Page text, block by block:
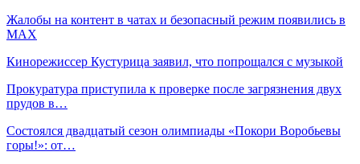
Жалобы на контент в чатах и безопасный режим появились в
MAX
Кинорежиссер Кустурица заявил, что попрощался с музыкой
Прокуратура приступила к проверке после загрязнения двух
прудов в…
Состоялся двадцатый сезон олимпиады «Покори Воробьевы
горы!»: от…